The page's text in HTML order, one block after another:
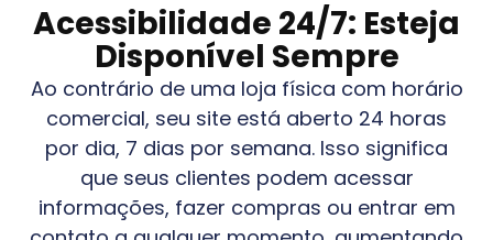
Acessibilidade 24/7: Esteja
Disponível Sempre
Ao contrário de uma loja física com horário
comercial, seu site está aberto 24 horas
por dia, 7 dias por semana. Isso significa
que seus clientes podem acessar
informações, fazer compras ou entrar em